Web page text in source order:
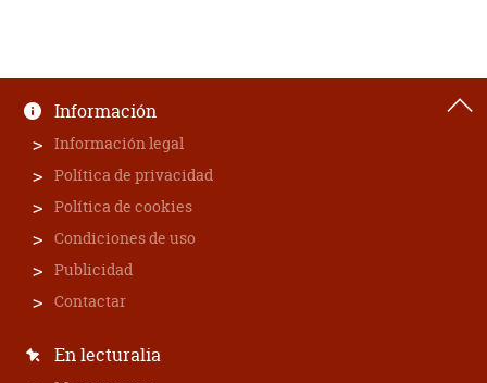
Información
Información legal
Política de privacidad
Política de cookies
Condiciones de uso
Publicidad
Contactar
En lecturalia